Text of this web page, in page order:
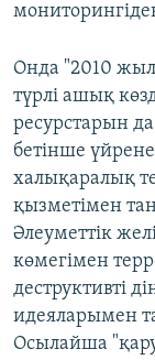
Онда "2010
түрлі ашық
ресурстарын
бетінше
халықаралық
қызметімен
Әлеуметтік
көмегімен
деструктивті
идеяларымен
Осылайша